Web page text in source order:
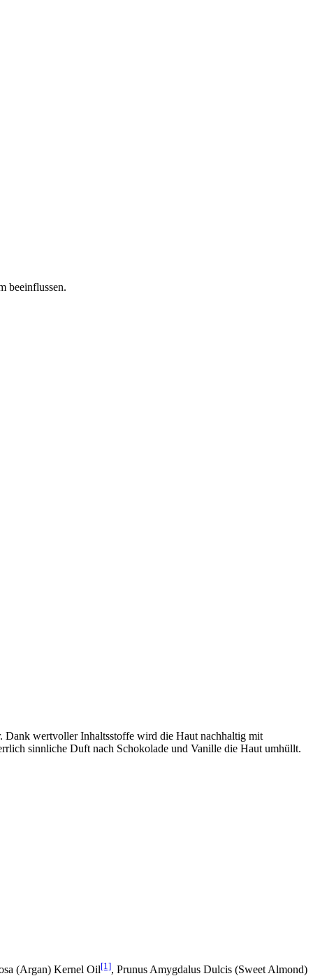
beeinflussen.
Dank wertvoller Inhaltsstoffe wird die Haut nachhaltig mit
sinnliche Duft nach Schokolade und Vanille die Haut umhüllt.
(Argan) Kernel Oil[1], Prunus Amygdalus Dulcis (Sweet Almond)